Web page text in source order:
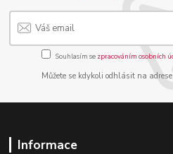
Souhlasím se zpracováním osobních
Můžete se kdykoli odhlásit na
Informace